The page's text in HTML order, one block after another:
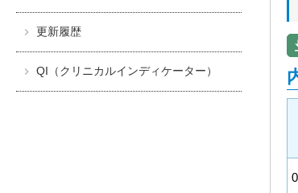
更新履歴
QI（クリニカルインディケーター）